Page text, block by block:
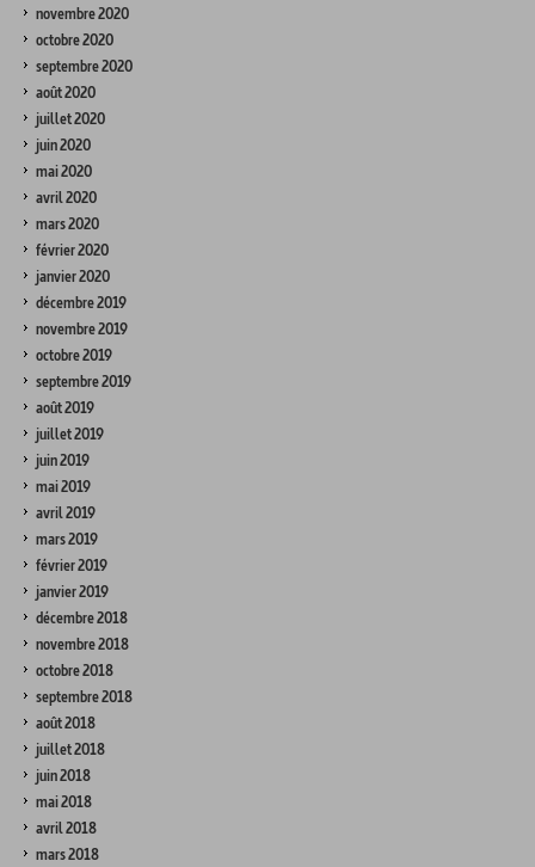
novembre 2020
octobre 2020
septembre 2020
août 2020
juillet 2020
juin 2020
mai 2020
avril 2020
mars 2020
février 2020
janvier 2020
décembre 2019
novembre 2019
octobre 2019
septembre 2019
août 2019
juillet 2019
juin 2019
mai 2019
avril 2019
mars 2019
février 2019
janvier 2019
décembre 2018
novembre 2018
octobre 2018
septembre 2018
août 2018
juillet 2018
juin 2018
mai 2018
avril 2018
mars 2018